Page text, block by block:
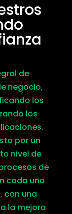
de
negocio,
los
los
por un
nivel de
de
cada uno
con una
la mejora